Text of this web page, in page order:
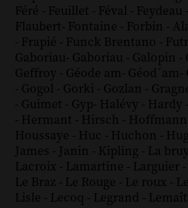
Féré - Feuillet - Féval - Feydeau -
Flaubert- Fontaine - Forbin -
- Frapié - Funck Brentano -
Gaboriau- Gaboriau - Galopin -
Geffroy - Géode am- Géod´am-
- Gogol - Gorki - Gozlan -
- Guimet - Gyp- Halévy - Hardy -
- Hermant - Hirsch - Hoffmann
Houssaye - Huc - Huchon -
James - Janin - Kipling - La
Lacroix - Lamartine - Larguier -
Le Braz - Le Rouge - Le roux -
Lisle - Lecoq - Legrand -